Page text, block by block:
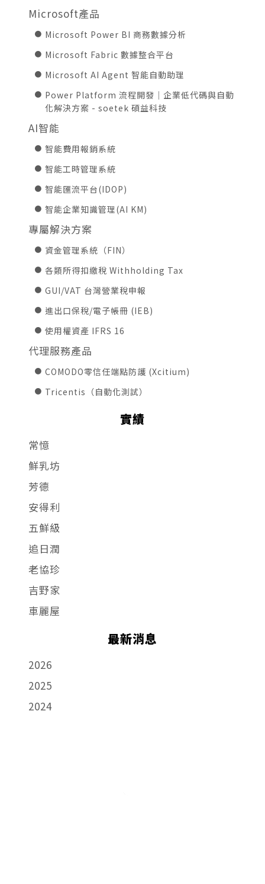
Microsoft產品
Microsoft Power BI 商務數據分析
Microsoft Fabric 數據整合平台
Microsoft AI Agent 智能自動助理
Power Platform 流程開發｜企業低代碼與自動
化解決方案 - soetek 碩益科技
AI智能
智能費用報銷系統
智能工時管理系統
智能匯流平台(IDOP)
智能企業知識管理(AI KM)
專屬解決方案
資金管理系統（FIN）
各類所得扣繳稅 Withholding Tax
GUI/VAT 台灣營業稅申報
進出口保稅/電子帳冊 (IEB)
使用權資產 IFRS 16
代理服務產品
COMODO零信任端點防護 (Xcitium)
Tricentis（自動化測試）
實績
常憶
鮮乳坊
芳德
安得利
五鮮級
追日潤
老協珍
吉野家
車麗屋
最新消息
2026
2025
2024